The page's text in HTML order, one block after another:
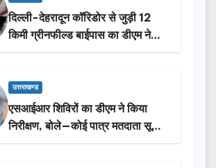
दिल्ली-देहरादून कॉरिडोर से जुड़ी 12
किमी ग्रीनफील्ड बाईपास का डीएम ने
किया निरीक्षण…
उत्तराखण्ड
एसआईआर शिविरों का डीएम ने किया
निरीक्षण, बोले—कोई पात्र मतदाता सूची
से न छूटे…